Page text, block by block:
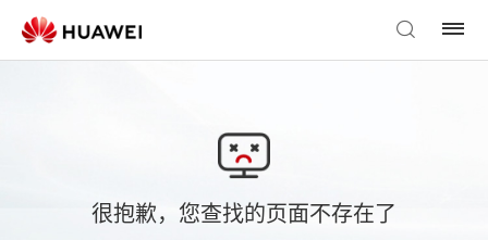
很抱歉，您查找的页面不存在了